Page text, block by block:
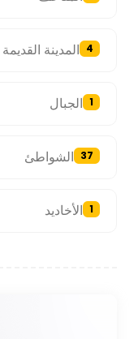
المدينة القديمة 4
الجبال 1
الشواطئ 37
الأخاديد 1